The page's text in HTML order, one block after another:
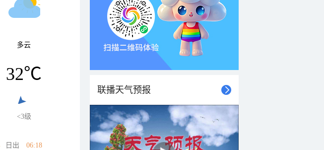
多云
32℃
<3级
日出 06:18
联播天气预报